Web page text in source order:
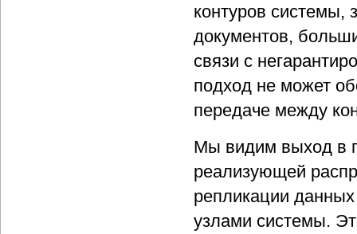
контуров системы,
документов,
связи с
подход не может
передаче между
Мы видим выход в
реализующей
репликации
узлами системы.